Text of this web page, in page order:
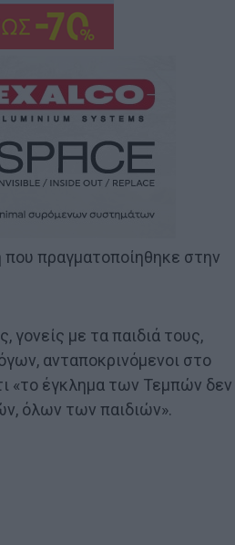
πραγματοποίηθηκε στην
γονείς με τα παιδιά τους,
ανταποκρινόμενοι στο
«το έγκλημα των Τεμπών δεν
όλων των παιδιών».